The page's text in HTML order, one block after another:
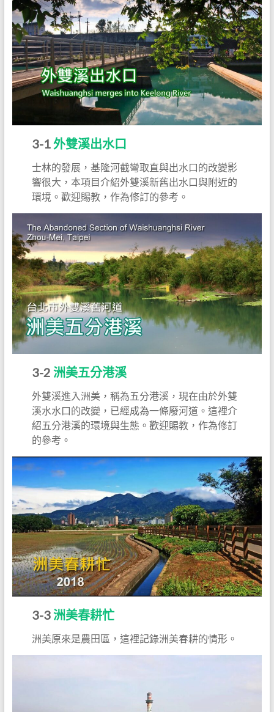
3-1外雙溪出水口
士林的發展，基隆河截彎取直與出水口的改變影
響很大，本項目介紹外雙溪新舊出水口與附近的
環境。歡迎賜教，作為修訂的參考。
3-2洲美五分港溪
外雙溪進入洲美，稱為五分港溪，現在由於外雙
溪水水口的改變，已經成為一條廢河道。這裡介
紹五分港溪的環境與生態。歡迎賜教，作為修訂
的參考。
3-3洲美春耕忙
洲美原來是農田區，這裡記錄洲美春耕的情形。